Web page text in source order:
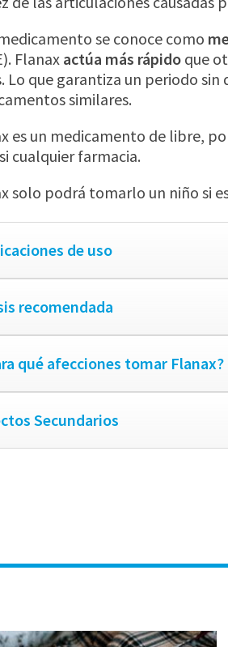
se conoce como
Flanaxactúa más rápido que
Lo que garantiza un periodo
similares.
es un medicamento de libre,
cualquier farmacia.
solo podrá tomarlo un niño si
de uso
recomendada
qué afecciones tomar Flanax?
Secundarios